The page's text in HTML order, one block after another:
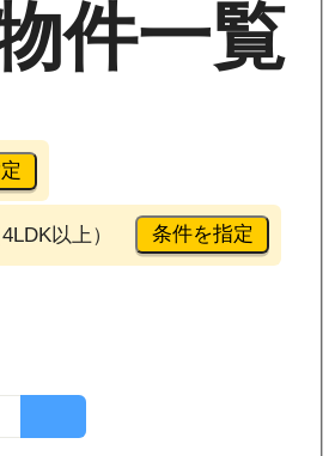
件一覧
以上） 条件を指定